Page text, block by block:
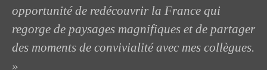
opportunité de redécouvrir la France qui
regorge de paysages magnifiques et de partager
des moments de convivialité avec mes collègues.
»